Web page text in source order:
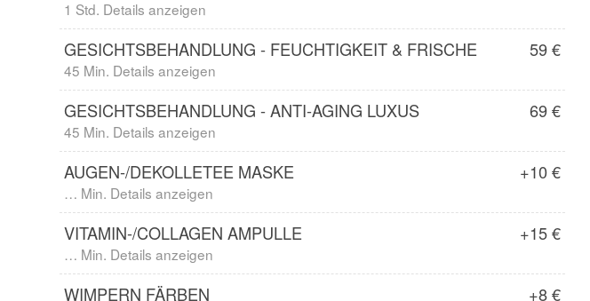
1 Std. Details anzeigen
GESICHTSBEHANDLUNG - FEUCHTIGKEIT & FRISCHE 59 €
45 Min. Details anzeigen
GESICHTSBEHANDLUNG - ANTI-AGING LUXUS 69 €
45 Min. Details anzeigen
AUGEN-/DEKOLLETEE MASKE +10 €
… Min. Details anzeigen
VITAMIN-/COLLAGEN AMPULLE +15 €
… Min. Details anzeigen
WIMPERN FÄRBEN +8 €